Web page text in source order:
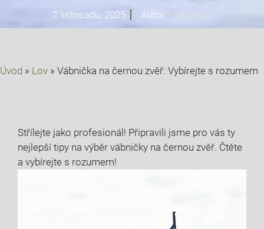
2 listopadu, 2025 Autor Profi Mysl
Úvod » Lov » Vábnička na černou zvěř: Vybírejte s rozumem
Střílejte jako profesionál! Připravili jsme pro vás ty
nejlepší tipy na výběr vábničky na černou zvěř. Čtěte
a vybírejte s rozumem!